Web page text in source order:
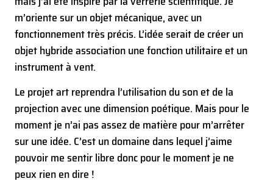
m’oriente sur un objet mécanique, avec un
fonctionnement très précis. L’idée serait de créer un
objet hybride association une fonction utilitaire et un
instrument à vent.
Le projet art reprendra l’utilisation du son et de la
projection avec une dimension poétique. Mais pour le
moment je n’ai pas assez de matière pour m’arrêter
sur une idée. C’est un domaine dans lequel j’aime
pouvoir me sentir libre donc pour le moment je ne
peux rien en dire !